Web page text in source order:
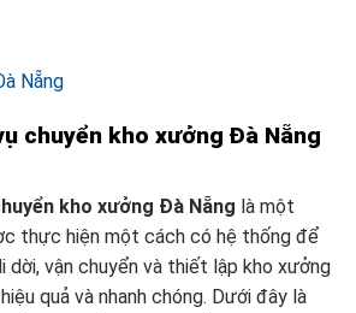
Nẵng
chuyển kho xưởng Đà Nẵng
kho xưởng Đà Nẵng là một
thực hiện một cách có hệ thống để
dời, vận chuyển và thiết lập kho xưởng
quả và nhanh chóng. Dưới đây là